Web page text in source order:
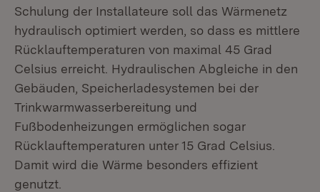
Schulung der Installateure soll das Wärmenetz
hydraulisch optimiert werden, so dass es mittlere
Rücklauftemperaturen von maximal 45 Grad
Celsius erreicht. Hydraulischen Abgleiche in den
Gebäuden, Speicherladesystemen bei der
Trinkwarmwasserbereitung und
Fußbodenheizungen ermöglichen sogar
Rücklauftemperaturen unter 15 Grad Celsius.
Damit wird die Wärme besonders effizient
genutzt.